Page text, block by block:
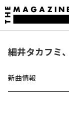
細井タカフミ
新曲情報